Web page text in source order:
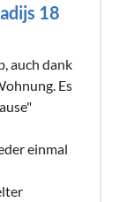
18
auch dank
Es
einmal